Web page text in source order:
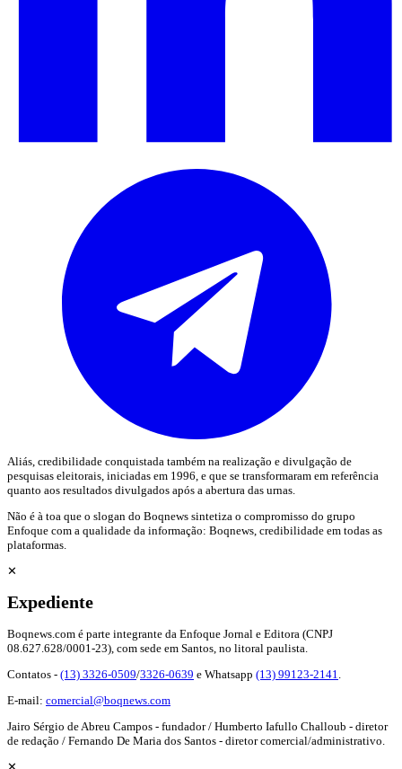
Aliás, credibilidade conquistada também na realização e divulgação de
pesquisas eleitorais, iniciadas em 1996, e que se transformaram em referência
quanto aos resultados divulgados após a abertura das urnas.
Não é à toa que o slogan do Boqnews sintetiza o compromisso do grupo
Enfoque com a qualidade da informação: Boqnews, credibilidade em todas as
plataformas.
✕
Expediente
Boqnews.com é parte integrante da Enfoque Jornal e Editora (CNPJ
08.627.628/0001-23), com sede em Santos, no litoral paulista.
Contatos - (13) 3326-0509/3326-0639 e Whatsapp (13) 99123-2141
E-mail: comercial@boqnews.com
Jairo Sérgio de Abreu Campos - fundador / Humberto Iafullo Challoub - diretor
de redação / Fernando De Maria dos Santos - diretor comercial/administrativo.